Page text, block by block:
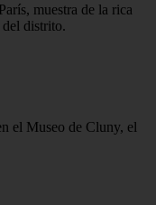
muestra de la rica
distrito.
el Museo de Cluny, el